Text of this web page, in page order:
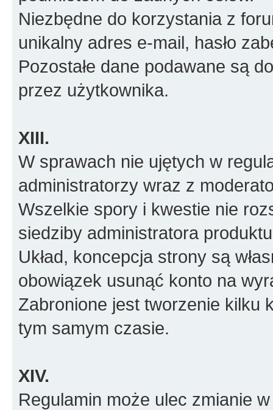
Niezbędne do korzystania z
unikalny adres e-mail, hasło
Pozostałe dane podawane są
przez użytkownika.
XIII.
W sprawach nie ujętych w
administratorzy wraz z
Wszelkie spory i kwestie nie
siedziby administratora
Układ, koncepcja strony są
obowiązek usunąć konto na
Zabronione jest tworzenie kilku
tym samym czasie.
XIV.
Regulamin może ulec zmianie